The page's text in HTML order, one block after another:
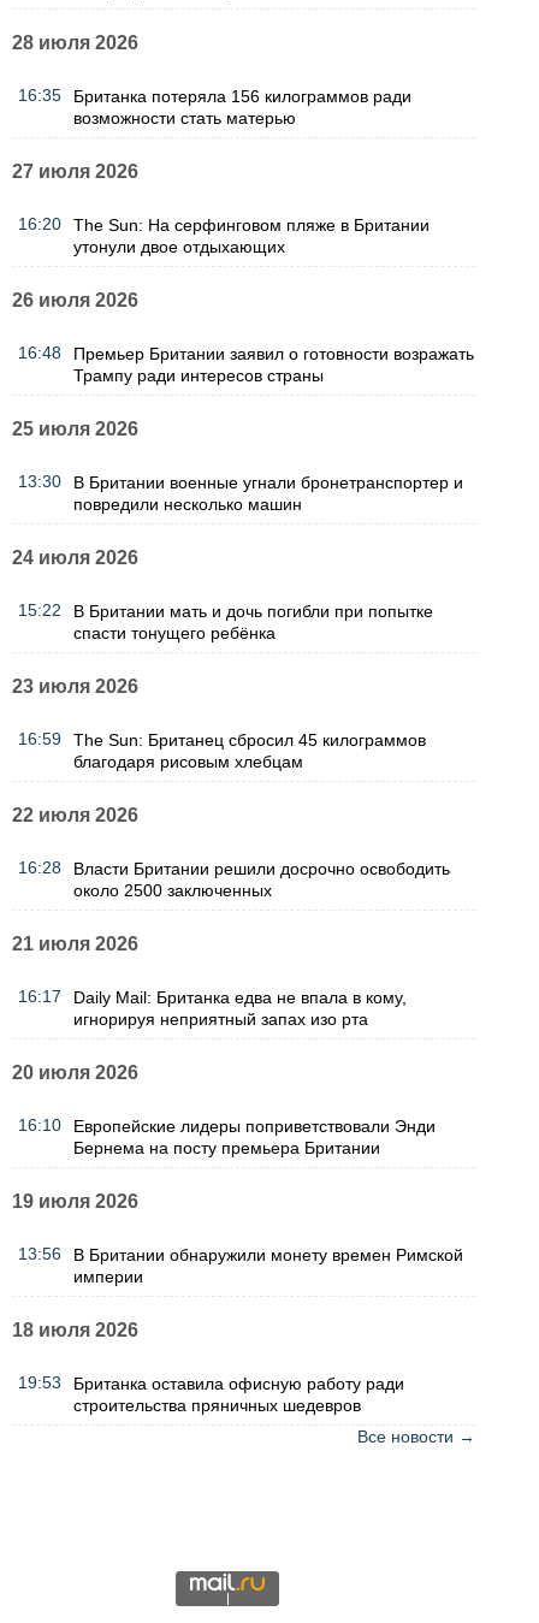
28 июля 2026
16:35
Британка потеряла 156 килограммов ради
возможности стать матерью
27 июля 2026
16:20
The Sun: На серфинговом пляже в Британии
утонули двое отдыхающих
26 июля 2026
16:48
Премьер Британии заявил о готовности возражать
Трампу ради интересов страны
25 июля 2026
13:30
В Британии военные угнали бронетранспортер и
повредили несколько машин
24 июля 2026
15:22
В Британии мать и дочь погибли при попытке
спасти тонущего ребёнка
23 июля 2026
16:59
The Sun: Британец сбросил 45 килограммов
благодаря рисовым хлебцам
22 июля 2026
16:28
Власти Британии решили досрочно освободить
около 2500 заключенных
21 июля 2026
16:17
Daily Mail: Британка едва не впала в кому,
игнорируя неприятный запах изо рта
20 июля 2026
16:10
Европейские лидеры поприветствовали Энди
Бернема на посту премьера Британии
19 июля 2026
13:56
В Британии обнаружили монету времен Римской
империи
18 июля 2026
19:53
Британка оставила офисную работу ради
строительства пряничных шедевров
Все новости →